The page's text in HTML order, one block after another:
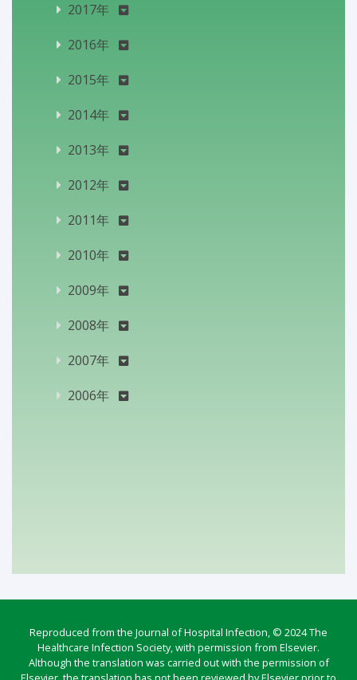
2017年
2016年
2015年
2014年
2013年
2012年
2011年
2010年
2009年
2008年
2007年
2006年
Reproduced from the Journal of Hospital Infection, © 2024 The
Healthcare Infection Society, with permission from Elsevier.
Although the translation was carried out with the permission of